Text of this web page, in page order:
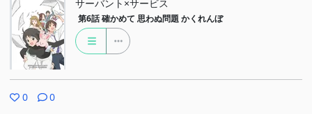
サーバント×サービス
第6話 確かめて 思わぬ問題 かくれんぼ
0 0